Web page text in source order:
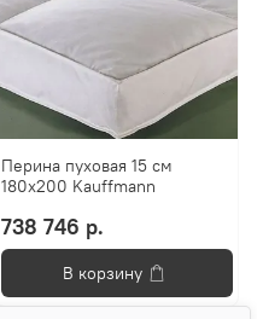
Перина пуховая 15 см
180x200 Kauffmann
738 746 р.
В корзину